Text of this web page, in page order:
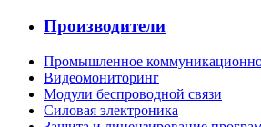
Производители
Промышленное
Видеомониторинг
Модули беспроводной связи
Силовая электроника